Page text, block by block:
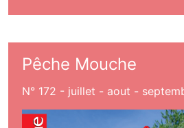
Pêche Mouche
N° 172 - juillet - aout -